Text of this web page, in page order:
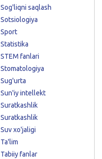
Sog'liqni saqlash
Sotsiologiya
Sport
Statistika
STEM fanlari
Stomatologiya
Sug'urta
Sun'iy intellekt
Suratkashlik
Suratkashlik
Suv xo'jaligi
Ta'lim
Tabiiy fanlar